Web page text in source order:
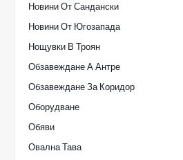
Новини От Сандански
Новини От Югозапада
Нощувки В Троян
Обзавеждане А Антре
Обзавеждане За Коридор
Оборудване
Обяви
Овална Тава